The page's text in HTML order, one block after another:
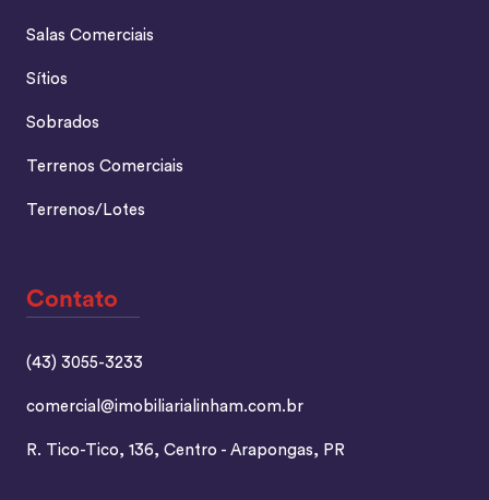
Salas Comerciais
Sítios
Sobrados
Terrenos Comerciais
Terrenos/Lotes
Contato
(43) 3055-3233
comercial@imobiliarialinham.com.br
R. Tico-Tico, 136, Centro - Arapongas, PR